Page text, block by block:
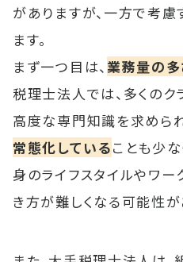
がありますが、一方で考慮
ます。
まず一つ目は、業務量の多
税理士法人では、多くのク
高度な専門知識を求めら
常態化していることも少
身のライフスタイルやワ
き方が難しくなる可能性が